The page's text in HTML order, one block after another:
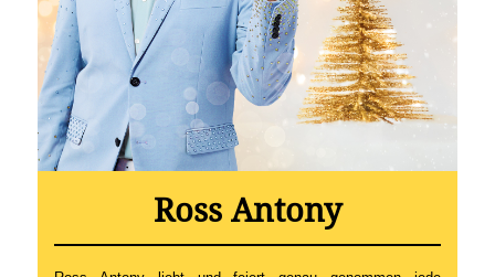
Ross Antony